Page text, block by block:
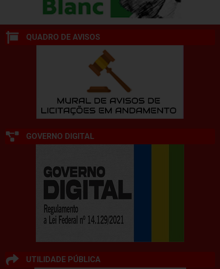
QUADRO DE AVISOS
GOVERNO DIGITAL
UTILIDADE PÚBLICA